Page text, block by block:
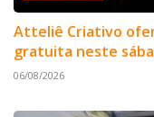
Atteliê Criativo
gratuita neste
06/08/2026